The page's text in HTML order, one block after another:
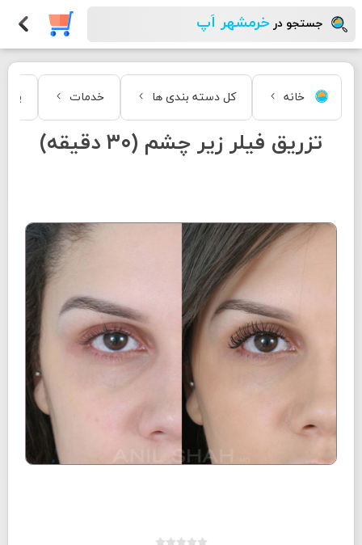
جستجو در خرمشهر اَپ
خانه کل دسته بندی ها خدمات
تزريق فيلر زير چشم (٣٠ دقيقه)